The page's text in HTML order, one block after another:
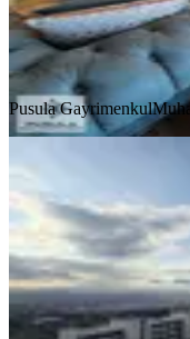
Pusula Gayrimenkul
Ara
Pusula Gayrimenkul
3+1
·